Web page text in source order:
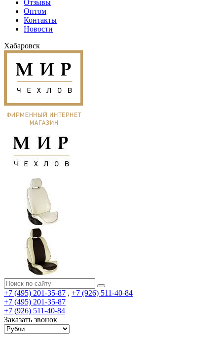
Отзывы
Оптом
Контакты
Новости
Хабаровск
+7 (495) 201-35-87 , +7 (926) 511-40-84
+7 (495) 201-35-87
+7 (926) 511-40-84
Заказать звонок